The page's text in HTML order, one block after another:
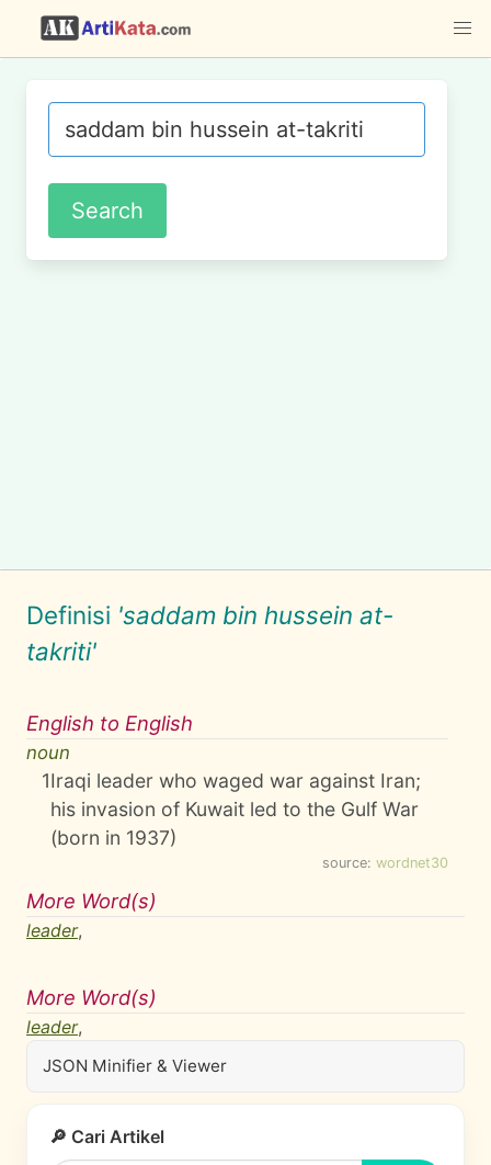
Definisi 'saddam bin hussein at-
takriti'
English to English
noun
1Iraqi leader who waged war against Iran;
his invasion of Kuwait led to the Gulf War
(born in 1937)
source: wordnet30
More Word(s)
leader,
More Word(s)
leader,
JSON Minifier & Viewer
🔎 Cari Artikel